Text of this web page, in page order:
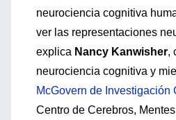
neurociencia cognitiva
ver las representaciones
explica Nancy Kanwisher,
neurociencia cognitiva y
McGovern de Investigación
Centro de Cerebros,